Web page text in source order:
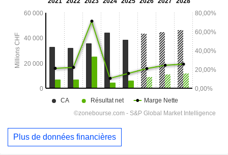
Plus de données financières